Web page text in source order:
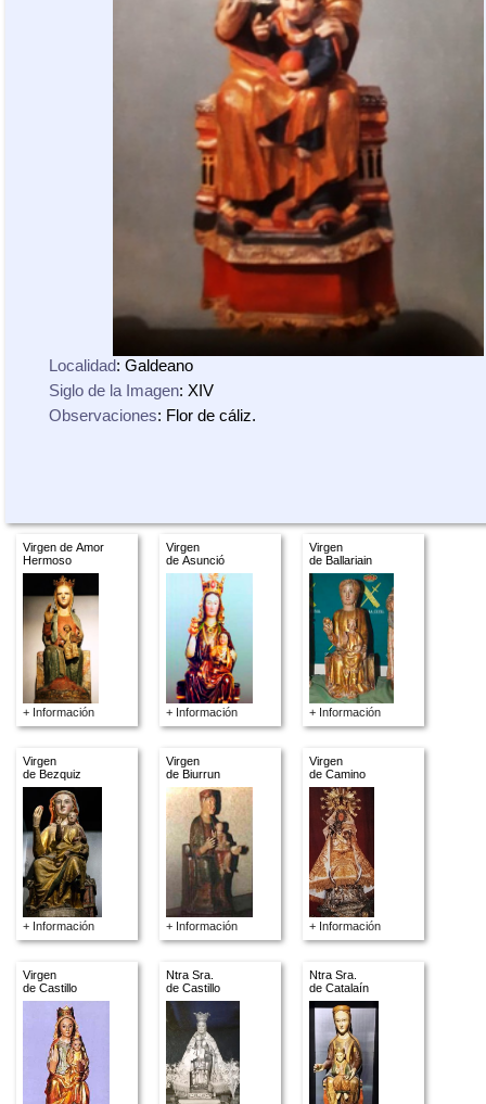
Localidad: Galdeano
Siglo de la Imagen: XIV
Observaciones: Flor de cáliz.
Virgen de Amor
Hermoso
+ Información
Virgen
de Asunció
+ Información
Virgen
de Ballariain
+ Información
Virgen
de Bezquiz
+ Información
Virgen
de Biurrun
+ Información
Virgen
de Camino
+ Información
Virgen
de Castillo
Ntra Sra.
de Castillo
Ntra Sra.
de Catalaín